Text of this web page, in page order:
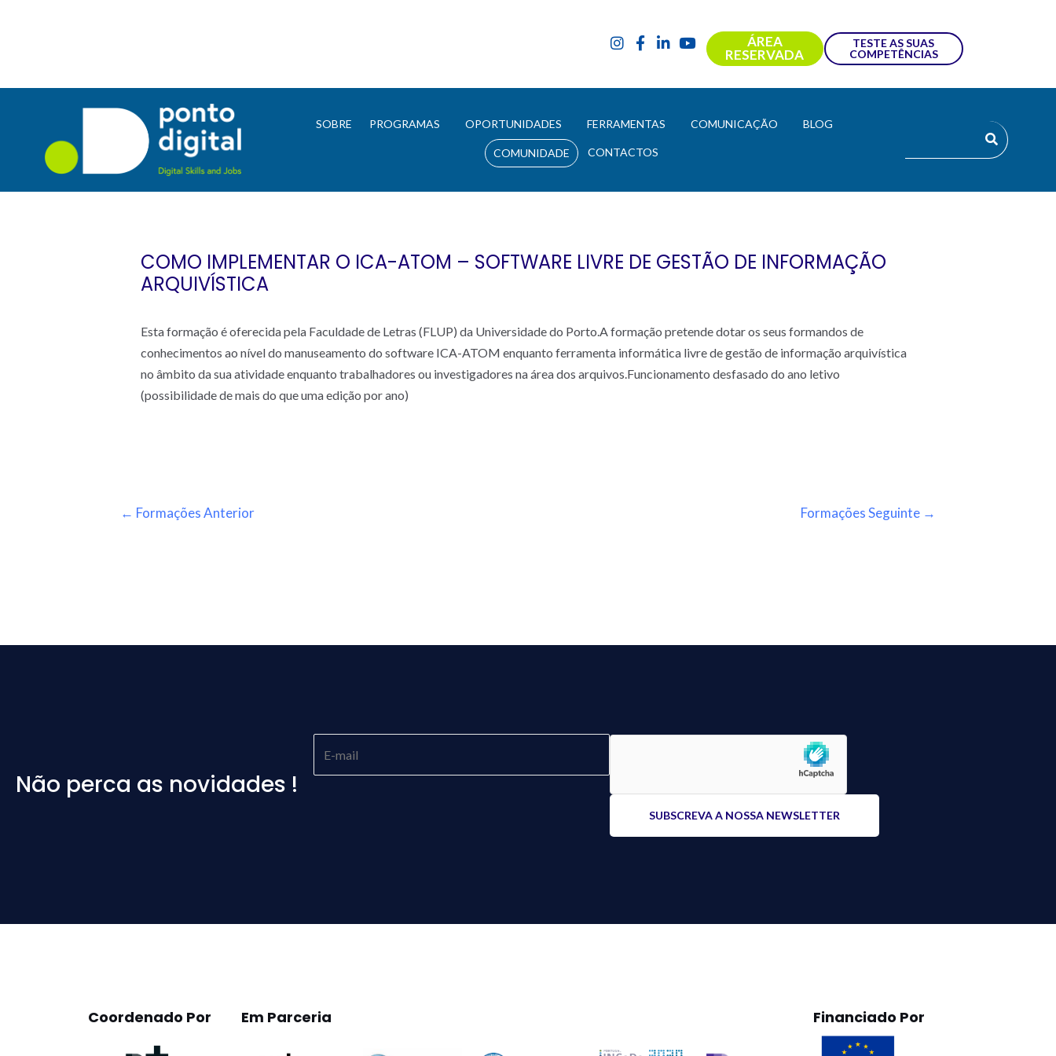
ÁREA
RESERVADA
TESTE AS SUAS
COMPETÊNCIAS
SOBRE PROGRAMAS OPORTUNIDADES FERRAMENTAS COMUNICAÇÃO BLOG
COMUNIDADE CONTACTOS
COMO IMPLEMENTAR O ICA-ATOM – SOFTWARE LIVRE DE GESTÃO DE INFORMAÇÃO
ARQUIVÍSTICA
Esta formação é oferecida pela Faculdade de Letras (FLUP) da Universidade do Porto.A formação pretende dotar os seus formandos de
conhecimentos ao nível do manuseamento do software ICA-ATOM enquanto ferramenta informática livre de gestão de informação arquivística
no âmbito da sua atividade enquanto trabalhadores ou investigadores na área dos arquivos.Funcionamento desfasado do ano letivo
(possibilidade de mais do que uma edição por ano)
← Formações Anterior Formações Seguinte →
Não perca as novidades !
Coordenado Por Em Parceria Financiado Por